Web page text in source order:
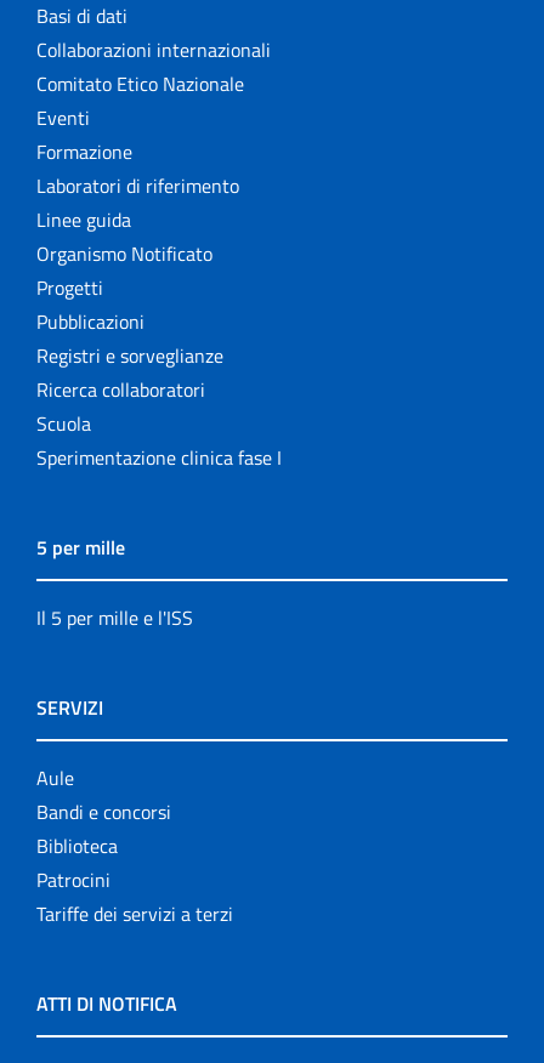
Basi di dati
Collaborazioni internazionali
Comitato Etico Nazionale
Eventi
Formazione
Laboratori di riferimento
Linee guida
Organismo Notificato
Progetti
Pubblicazioni
Registri e sorveglianze
Ricerca collaboratori
Scuola
Sperimentazione clinica fase I
5 per mille
Il 5 per mille e l'ISS
SERVIZI
Aule
Bandi e concorsi
Biblioteca
Patrocini
Tariffe dei servizi a terzi
ATTI DI NOTIFICA